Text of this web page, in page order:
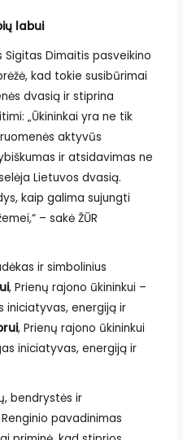
labui
Dimaitis pasveikino
kad tokie susibūrimai
dvasią ir stiprina
„Ūkininkai yra ne tik
aktyvūs
ir atsidavimas ne
Lietuvos dvasią.
kaip galima sujungti
– sakė ŽŪR
ir simbolinius
, Prienų rajono ūkininkui –
iniciatyvas, energiją ir
, Prienų rajono ūkininkui
iniciatyvas, energiją ir
bendrystės ir
pavadinimas